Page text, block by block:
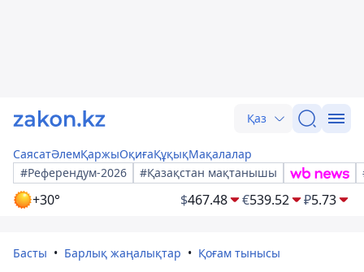
Қаз
СаясатӘлемҚаржыОқиғаҚұқықМақалалар
#Референдум-2026
#Қазақстан мақтанышы
+30° $467.48 €539.52 ₽5.73
Басты Барлық жаңалықтар Қоғам тынысы